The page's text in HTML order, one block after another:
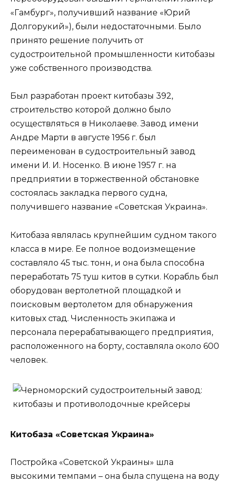
«Гамбург», получивший название «Юрий
Долгорукий»), были недостаточными. Было
принято решение получить от
судостроительной промышленности китобазы
уже собственного производства.
Был разработан проект китобазы 392,
строительство которой должно было
осуществляться в Николаеве. Завод имени
Андре Марти в августе 1956 г. был
переименован в судостроительный завод
имени И. И. Носенко. В июне 1957 г. на
предприятии в торжественной обстановке
состоялась закладка первого судна,
получившего название «Советская Украина».
Китобаза являлась крупнейшим судном такого
класса в мире. Ее полное водоизмещение
составляло 45 тыс. тонн, и она была способна
переработать 75 туш китов в сутки. Корабль был
оборудован вертолетной площадкой и
поисковым вертолетом для обнаружения
китовых стад. Численность экипажа и
персонала перерабатывающего предприятия,
расположенного на борту, составляла около 600
человек.
Китобаза «Советская Украина»
Постройка «Советской Украины» шла
высокими темпами – она была спущена на воду